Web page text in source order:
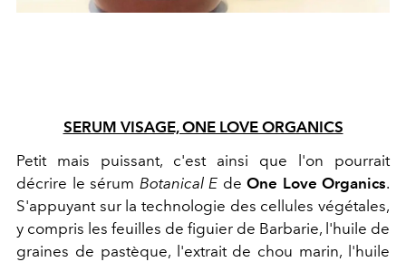
SERUM VISAGE, ONE LOVE ORGANICS
Petit mais puissant, c'est ainsi que l'on pourrait
décrire le sérum Botanical E de One Love Organics.
S'appuyant sur la technologie des cellules végétales,
y compris les feuilles de figuier de Barbarie, l'huile de
graines de pastèque, l'extrait de chou marin, l'huile